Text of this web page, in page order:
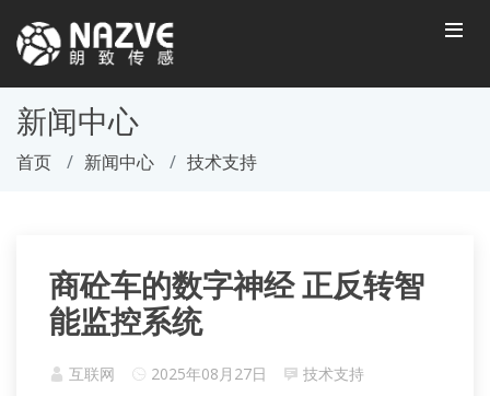
新闻中心
首页 新闻中心 技术支持
商砼车的数字神经 正反转智
能监控系统
互联网 2025年08月27日 技术支持